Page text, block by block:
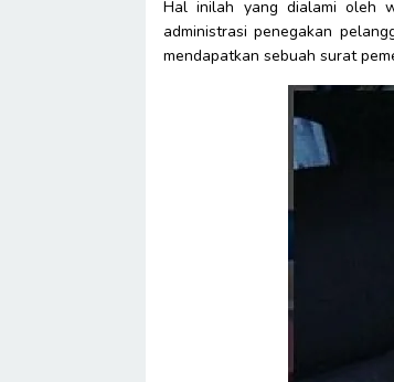
Hal inilah yang dialami oleh
administrasi penegakan
mendapatkan sebuah surat